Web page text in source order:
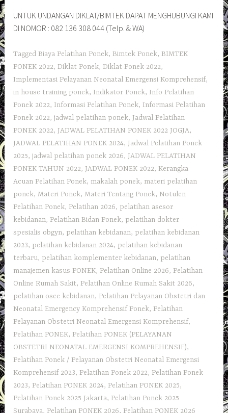
UNTUK UNDANGAN DIKLAT/BIMTEK DAPAT MENGHUBUNGI KAMI
DI NOMOR : 082 136 308 044 (Telp. & WA)
Tagged Biaya Pelatihan Ponek, Bimtek Ponek, BIMTEK
PONEK 2022,Diklat Ponek,Diklat Ponek 2022,
Implementasi Pelayanan Neonatal Emergensi Komprehensif,
in house training ponek, Indikator Ponek, Info Pelatihan
Ponek 2022, Informasi Pelatihan Ponek, Informasi Pelatihan
Ponek 2022,jadwal pelatihan ponek, Jadwal Pelatihan
PONEK 2022, JADWAL PELATIHAN PONEK 2022 JOGJA,
JADWAL PELATIHAN PONEK 2024, Jadwal Pelatihan Ponek
2025,jadwal pelatihan ponek 2026, JADWAL PELATIHAN
PONEK TAHUN 2022, JADWAL PONEK 2022, Kerangka
Acuan Pelatihan Ponek, makalah ponek, materi pelatihan
ponek,Materi Ponek,Materi Tentang Ponek, Notulen
Pelatihan Ponek, Pelatihan 2026, pelatihan asesor
kebidanan, Pelatihan Bidan Ponek, pelatihan dokter
spesialis obgyn, pelatihan kebidanan, pelatihan kebidanan
2023, pelatihan kebidanan 2024, pelatihan kebidanan
terbaru, pelatihan komplementer kebidanan, pelatihan
manajemen kasus PONEK, Pelatihan Online 2026, Pelatihan
Online Rumah Sakit, Pelatihan Online Rumah Sakit 2026,
pelatihan osce kebidanan, Pelatihan Pelayanan Obstetri dan
Neonatal Emergency Komprehensif Ponek, Pelatihan
Pelayanan Obstetri Neonatal Emergensi Komprehensif,
Pelatihan PONEK, Pelatihan PONEK (PELAYANAN
OBSTETRI NEONATAL EMERGENSI KOMPREHENSIF),
Pelatihan Ponek / Pelayanan Obstetri Neonatal Emergensi
Komprehensif 2023, Pelatihan Ponek 2022, Pelatihan Ponek
2023, Pelatihan PONEK 2024, Pelatihan PONEK 2025,
Pelatihan Ponek 2025 Jakarta, Pelatihan Ponek 2025
Surabaya, Pelatihan PONEK 2026, Pelatihan PONEK 2026